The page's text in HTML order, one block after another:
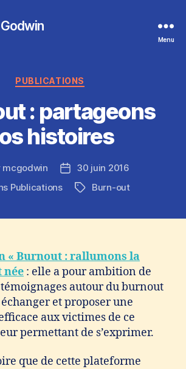
Menu
Catégories
PUBLICATIONS
: partageons
histoires
mcgodwin
Date
de
l’article
30 juin 2016
Publications Étiquettes
Burn-out
« Burnout : rallumons la
née : elle a pour ambition de
autour du burnout
et proposer une
aux victimes de ce
permettant de s’exprimer.
que de cette plateforme